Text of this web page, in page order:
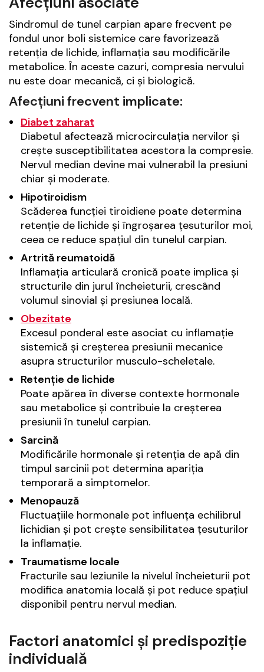
Sindromul de tunel carpian apare frecvent pe
fondul unor boli sistemice care favorizează
retenția de lichide, inflamația sau modificările
metabolice. În aceste cazuri, compresia nervului
nu este doar mecanică, ci și biologică.
Afecțiuni frecvent implicate:
Diabet zaharat
Diabetul afectează microcirculația nervilor și
crește susceptibilitatea acestora la compresie.
Nervul median devine mai vulnerabil la presiuni
chiar și moderate.
Hipotiroidism
Scăderea funcției tiroidiene poate determina
retenție de lichide și îngroșarea țesuturilor moi,
ceea ce reduce spațiul din tunelul carpian.
Artrită reumatoidă
Inflamația articulară cronică poate implica și
structurile din jurul încheieturii, crescând
volumul sinovial și presiunea locală.
Obezitate
Excesul ponderal este asociat cu inflamație
sistemică și creșterea presiunii mecanice
asupra structurilor musculo-scheletale.
Retenție de lichide
Poate apărea în diverse contexte hormonale
sau metabolice și contribuie la creșterea
presiunii în tunelul carpian.
Sarcină
Modificările hormonale și retenția de apă din
timpul sarcinii pot determina apariția
temporară a simptomelor.
Menopauză
Fluctuațiile hormonale pot influența echilibrul
lichidian și pot crește sensibilitatea țesuturilor
la inflamație.
Traumatisme locale
Fracturile sau leziunile la nivelul încheieturii pot
modifica anatomia locală și pot reduce spațiul
disponibil pentru nervul median.
Factori anatomici și predispoziție
individuală